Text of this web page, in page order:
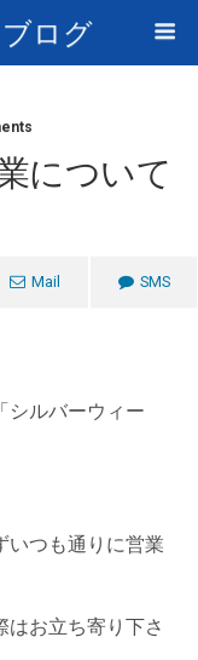
ログ
について
Mail SMS
シルバーウィー
いつも通りに営業
お立ち寄り下さ